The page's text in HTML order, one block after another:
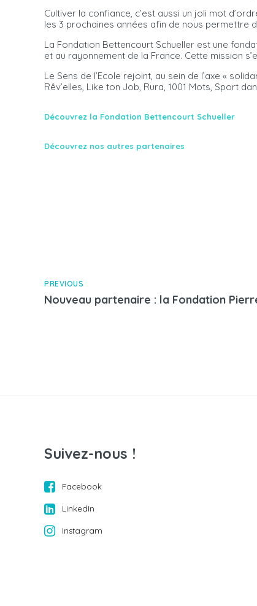
Cultiver la confiance, c’est aussi un joli mot
les 3 prochaines années afin de nous permettre
La Fondation Bettencourt Schueller est une
et au rayonnement de la France. Cette mission
Le Sens de l’Ecole rejoint, au sein de l’axe «
Rêv’elles, Like ton Job, Rura, 1001 Mots, Sport
Découvrez la Fondation Bettencourt Schueller
Découvrez nos autres partenaires
PREVIOUS
Nouveau partenaire : la Fondation
Suivez-nous !
Facebook
LinkedIn
Instagram